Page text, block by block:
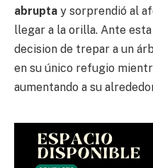
abrupta y sorprendió al
llegar a la orilla. Ante
decision de trepar a un
en su único refugio
aumentando a su